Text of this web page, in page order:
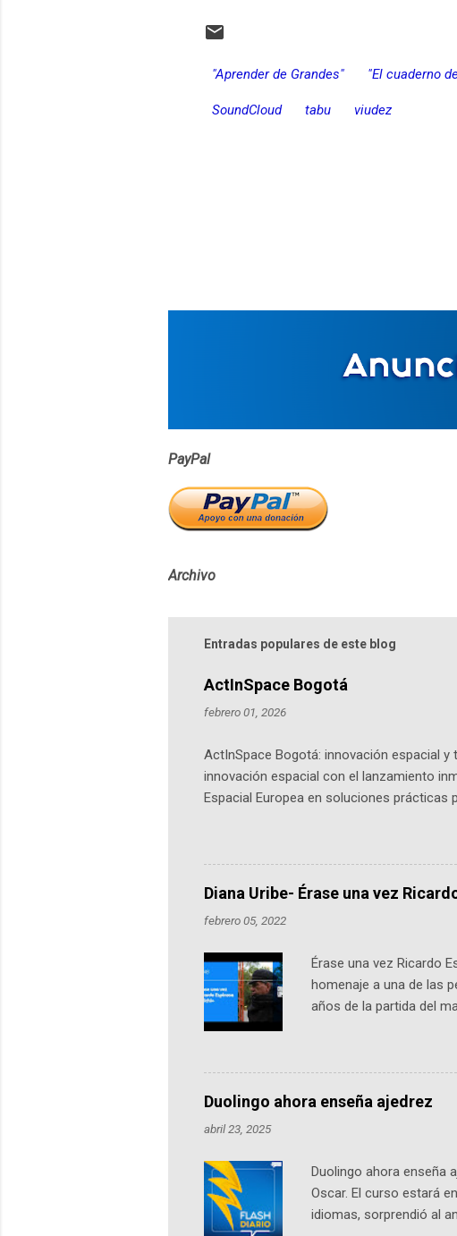
"Aprender de Grandes" "El cuaderno
SoundCloud tabu viudez
a
PayPal
Archivo
Entradas populares de este blog
ActInSpace Bogotá
febrero 01, 2026
ActInSpace Bogotá: innovación espacial
innovación espacial con el lanzamiento
Espacial Europea en soluciones prácticas
emprendedores y estudiantes. Qué es
más de 60 ciudades, donde participantes
datos orbitales. En Bogotá, arranca con
Diana Uribe- Érase una vez
febrero 05, 2022
Érase una vez Ricardo
homenaje a una de las
años de la partida del
podcast, de dónde
nuestro protagonista:
Notas del episodio: -
pueden consultar en la
Duolingo ahora enseña ajedrez
abril 23, 2025
Duolingo ahora enseña
Oscar. El curso estará
idiomas, sorprendió al